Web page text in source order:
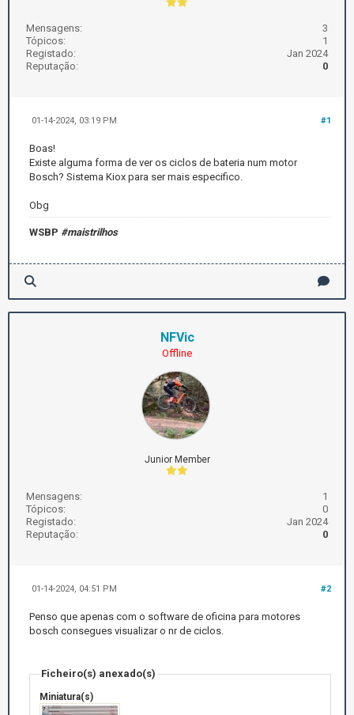
Mensagens:
3
Tópicos:
1
Registado:
Jan 2024
Reputação:
0
#1
01-14-2024, 03:19 PM
Boas!
Existe alguma forma de ver os ciclos de bateria num motor
Bosch? Sistema Kiox para ser mais especifico.
Obg
WSBP #maistrilhos
NFVic
Offline
Junior Member
Mensagens:
1
Tópicos:
0
Registado:
Jan 2024
Reputação:
0
#2
01-14-2024, 04:51 PM
Penso que apenas com o software de oficina para motores
bosch consegues visualizar o nr de ciclos.
Ficheiro(s) anexado(s)
Miniatura(s)